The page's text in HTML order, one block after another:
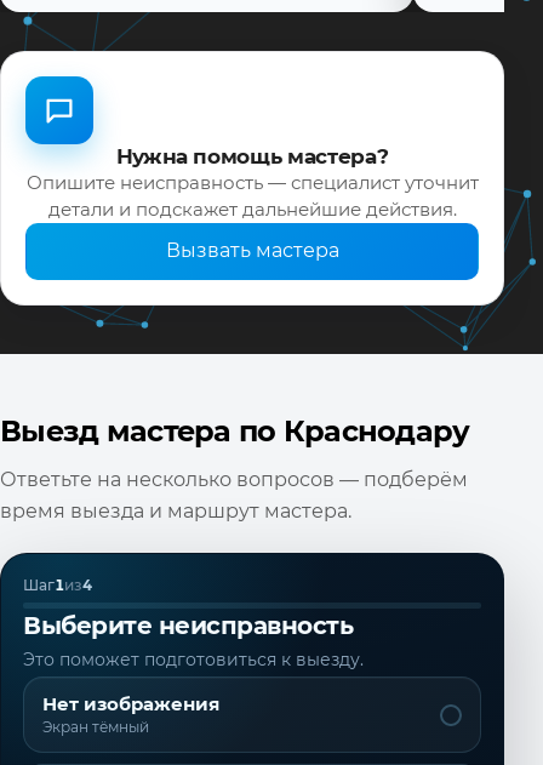
Нужна помощь мастера?
Опишите неисправность — специалист уточнит
детали и подскажет дальнейшие действия.
Вызвать мастера
Выезд мастера по Краснодару
Ответьте на несколько вопросов — подберём
время выезда и маршрут мастера.
Шаг1из4
Выберите неисправность
Это поможет подготовиться к выезду.
Нет изображения
Экран тёмный